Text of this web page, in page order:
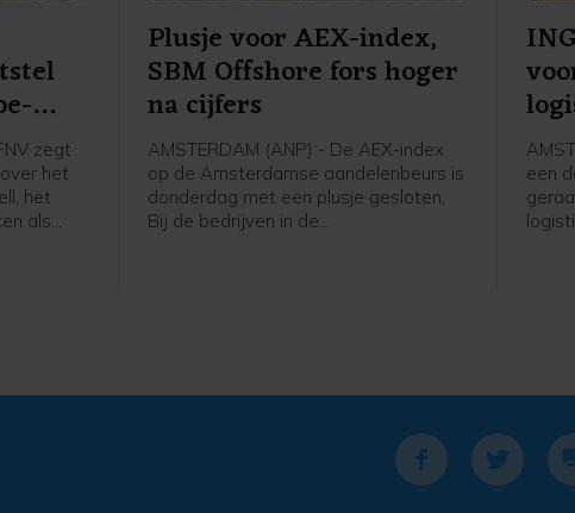
zegt
het
het
als
Plusje voor AEX-index,
SBM Offshore fors hoger
na cijfers
AMSTERDAM (ANP) - De AEX-index
op de Amsterdamse aandelenbeurs is
donderdag met een plusje gesloten.
Bij de bedrijven in de
een